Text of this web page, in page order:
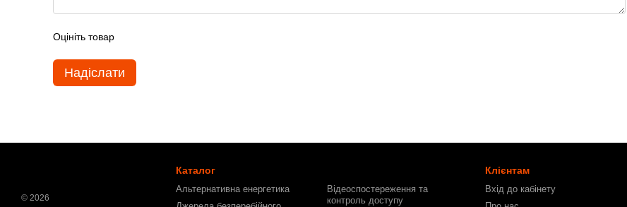
Оцініть товар
Надіслати
© 2026
Каталог
Альтернативна енергетика
Відеоспостереження та
контроль доступу
Клієнтам
Вхід до кабінету